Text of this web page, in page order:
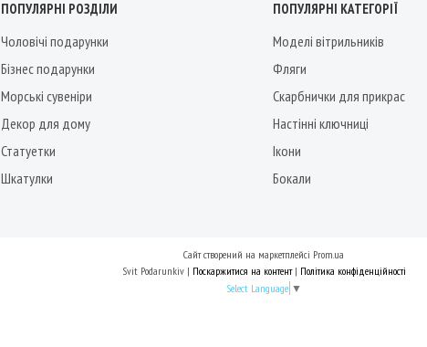
ПОПУЛЯРНІ РОЗДІЛИ
Чоловічі подарунки
Бізнес подарунки
Морські сувеніри
Декор для дому
Статуетки
Шкатулки
ПОПУЛЯРНІ КАТЕГОРІЇ
Моделі вітрильників
Фляги
Скарбнички для прикрас
Настінні ключниці
Ікони
Бокали
Сайт створений на маркетплейсі Prom.ua
Svit Podarunkiv | Поскаржитися на контент | Політика конфіденційності
Select Language ▼